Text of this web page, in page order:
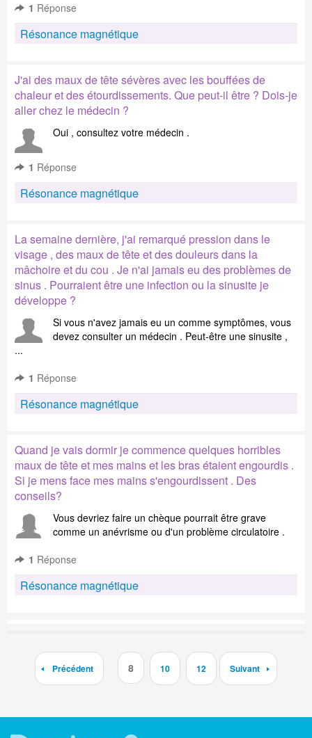
1 Réponse
Résonance magnétique
J'ai des maux de tête sévères avec les bouffées de
chaleur et des étourdissements. Que peut-il être ? Dois-je
aller chez le médecin ?
Oui , consultez votre médecin .
1 Réponse
Résonance magnétique
La semaine dernière, j'ai remarqué pression dans le
visage , des maux de tête et des douleurs dans la
mâchoire et du cou . Je n'ai jamais eu des problèmes de
sinus . Pourraient être une infection ou la sinusite je
développe ?
Si vous n'avez jamais eu un comme symptômes, vous
devez consulter un médecin . Peut-être une sinusite ,
...
1 Réponse
Résonance magnétique
Quand je vais dormir je commence quelques horribles
maux de tête et mes mains et les bras étaient engourdis .
Si je mens face mes mains s'engourdissent . Des
conseils?
Vous devriez faire un chèque pourrait être grave
comme un anévrisme ou d'un problème circulatoire .
1 Réponse
Résonance magnétique
Précédent 8 10 12 Suivant